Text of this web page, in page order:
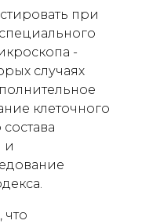
при
-
случаях
клеточного
и
что